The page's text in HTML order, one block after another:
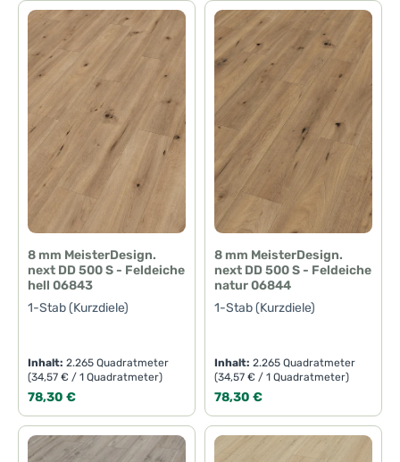
z
e
f
8 mm MeisterDesign.
next DD 500 S - Feldeiche
hell 06843
1-Stab (Kurzdiele)
Inhalt:2.265 Quadratmeter
(34,57 € / 1 Quadratmeter)
Regulärer Preis:
78,30 €
8 mm MeisterDesign.
next DD 500 S - Feldeiche
natur 06844
1-Stab (Kurzdiele)
Inhalt:2.265 Quadratmeter
(34,57 € / 1 Quadratmeter)
Regulärer Preis:
78,30 €